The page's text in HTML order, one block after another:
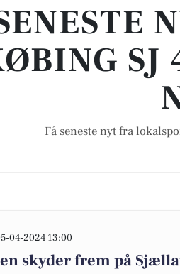
SJ
Få seneste nyt fra
04-2024 13:00
skyder frem på